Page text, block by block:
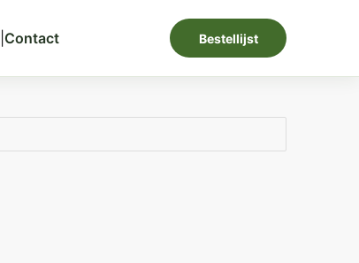
Contact Bestellijst